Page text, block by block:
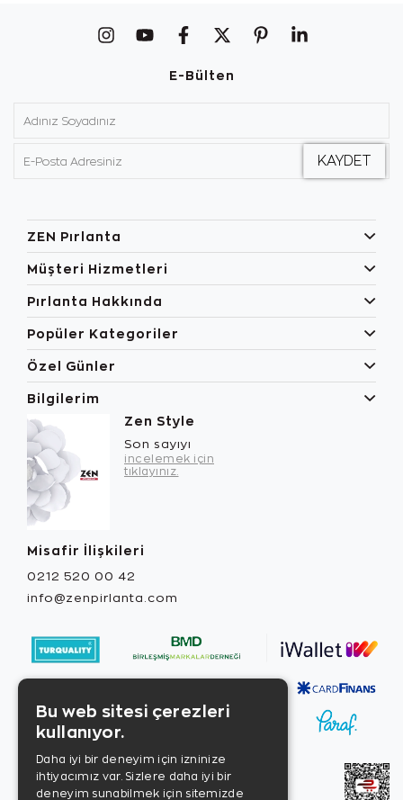
E-Bülten
ZEN Pırlanta
Müşteri Hizmetleri
Pırlanta Hakkında
Popüler Kategoriler
Özel Günler
Bilgilerim
Zen Style
Son sayıyı
incelemek için
tıklayınız.
Misafir İlişkileri
0212 520 00 42
info@zenpirlanta.com
Bu web sitesi çerezleri
kullanıyor.
Daha iyi bir deneyim için izninize
ihtiyacımız var. Sizlere daha iyi bir
deneyim sunabilmek için sitemizde